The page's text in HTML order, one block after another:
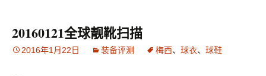
20160121全球靓靴扫描
2016年1月22日 装备评测 梅西、 球衣、 球鞋